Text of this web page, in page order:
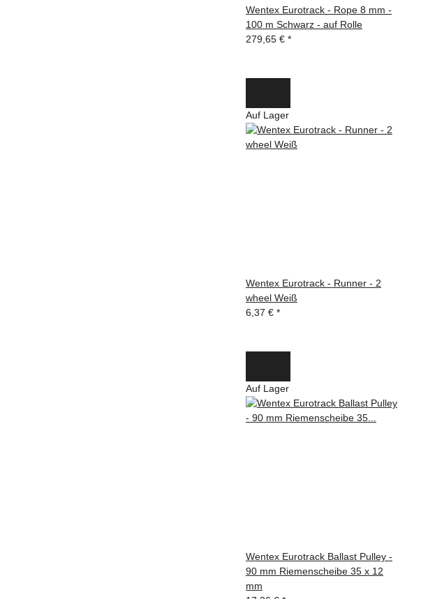
Wentex Eurotrack - Rope 8 mm -
100 m Schwarz - auf Rolle
279,65 € *
Auf Lager
Wentex Eurotrack - Runner - 2
wheel Weiß
6,37 € *
Auf Lager
Wentex Eurotrack Ballast Pulley -
90 mm Riemenscheibe 35 x 12
mm